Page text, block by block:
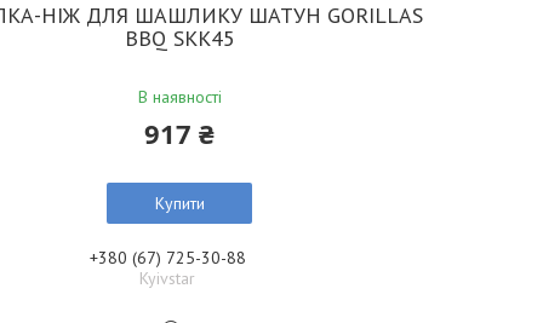
НІЖ ДЛЯ ШАШЛИКУ ШАТУН GORILLAS
BBQ SKK45
В наявності
917 ₴
Купити
+380 (67) 725-30-88
Kyivstar